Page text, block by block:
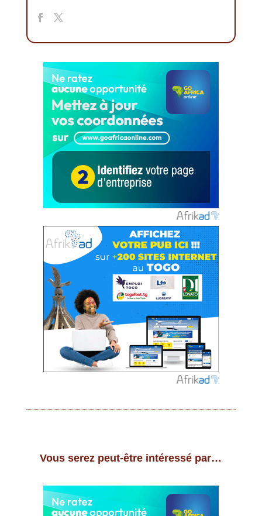
Vous serez peut-être intéressé par…